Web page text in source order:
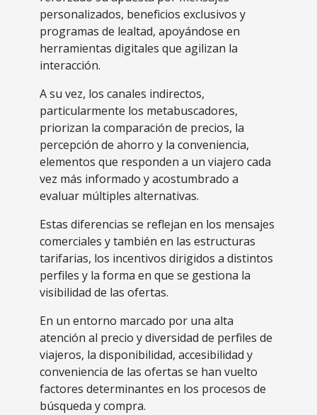
personalizados, beneficios exclusivos y
programas de lealtad, apoyándose en
herramientas digitales que agilizan la
interacción.
A su vez, los canales indirectos,
particularmente los metabuscadores,
priorizan la comparación de precios, la
percepción de ahorro y la conveniencia,
elementos que responden a un viajero cada
vez más informado y acostumbrado a
evaluar múltiples alternativas.
Estas diferencias se reflejan en los mensajes
comerciales y también en las estructuras
tarifarias, los incentivos dirigidos a distintos
perfiles y la forma en que se gestiona la
visibilidad de las ofertas.
En un entorno marcado por una alta
atención al precio y diversidad de perfiles de
viajeros, la disponibilidad, accesibilidad y
conveniencia de las ofertas se han vuelto
factores determinantes en los procesos de
búsqueda y compra.